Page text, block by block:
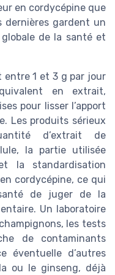
en cordycépine que
dernières gardent un
de la santé et
entre 1 et 3 g par jour
en extrait,
pour lisser l’apport
Les produits sérieux
d’extrait de
la partie utilisée
la standardisation
cordycépine, ce qui
de juger de la
Un laboratoire
les tests
de contaminants
éventuelle d’autres
ou le ginseng, déjà